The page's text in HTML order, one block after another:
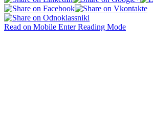
Read on Mobile Enter Reading Mode